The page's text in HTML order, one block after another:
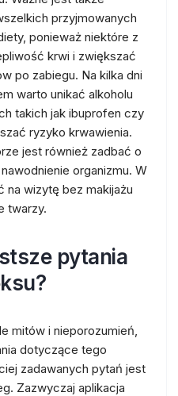
przyjmowanych
ponieważ niektóre z
krwi i zwiększać
po zabiegu. Na kilka dni
warto unikać alkoholu
takich jak ibuprofen czy
ryzyko krwawienia.
jest również zadbać o
organizmu. W
na wizytę bez makijażu
twarzy.
pytania
mitów i nieporozumień,
dotyczące tego
zadawanych pytań jest
Zazwyczaj aplikacja